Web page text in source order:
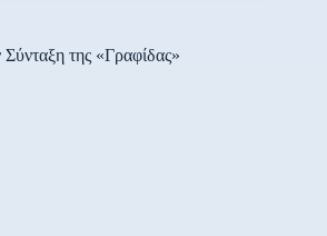
της «Γραφίδας»